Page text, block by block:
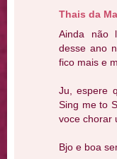
Thais da
Ainda não
desse ano
fico mais e
Ju, espere
Sing me to
voce chorar
Bjo e boa